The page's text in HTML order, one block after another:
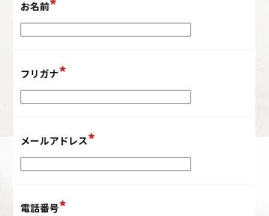
お名前
フリガナ
メールアドレス
電話番号